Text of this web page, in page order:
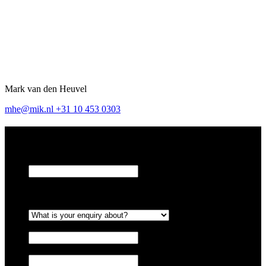
Mark van den Heuvel
mhe@mik.nl +31 10 453 0303